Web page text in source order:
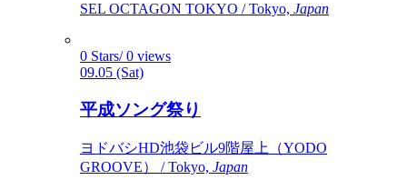
SEL OCTAGON TOKYO / Tokyo, Japan
0 Stars/ 0 views
09.05 (Sat)
平成ソング祭り
ヨドバシHD池袋ビル9階屋上（YODO
GROOVE） / Tokyo, Japan